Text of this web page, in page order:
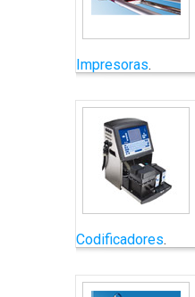
Impresoras.
Codificadores.